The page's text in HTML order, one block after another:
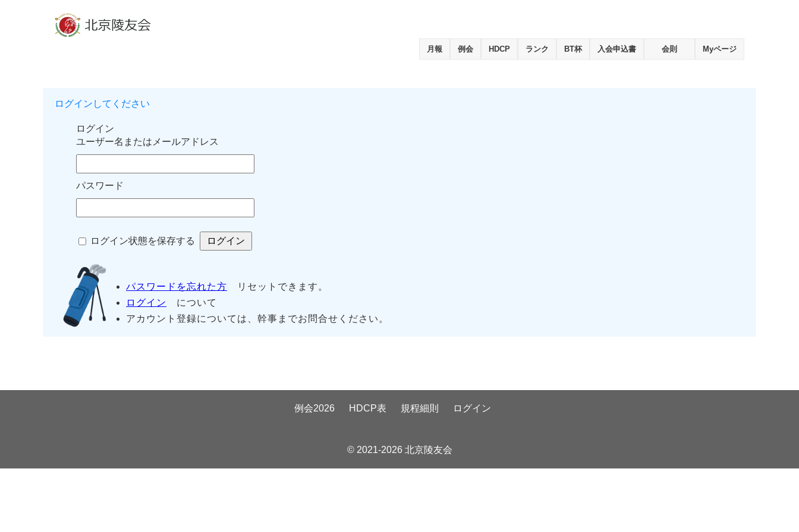
月報 例会 HDCP ランク BT杯 入会申込書 会則 Myページ
ログインしてください
ログイン
ユーザー名またはメールアドレス
パスワード
ログイン状態を保存する
パスワードを忘れた方 リセットできます。
ログイン
について
アカウント登録については、幹事までお問合せください。
例会2026 HDCP表 規程細則 ログイン
© 2021-2026 北京陵友会